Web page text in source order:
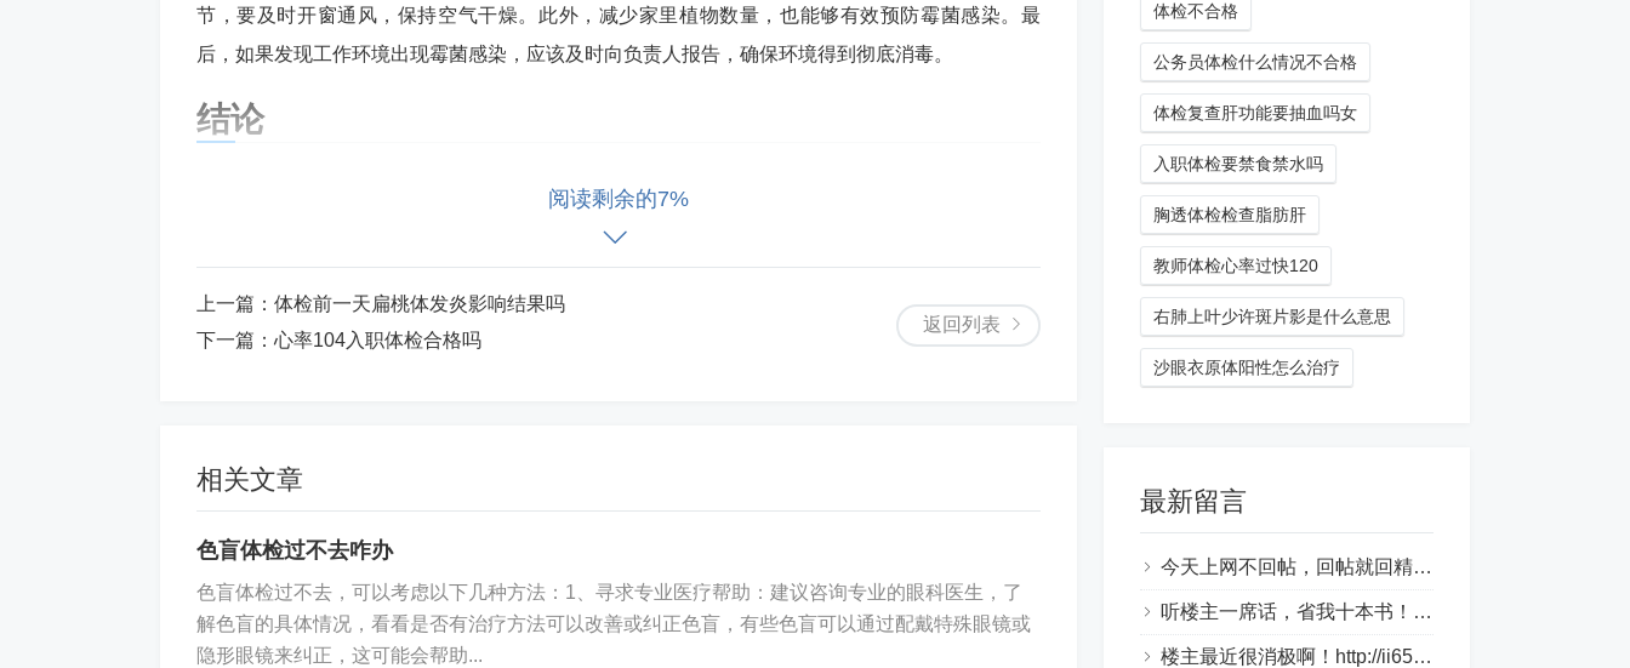
节，要及时开窗通风，保持空气干燥。此外，减少家里植物数量，也能够有效预防霉菌感染。最
后，如果发现工作环境出现霉菌感染，应该及时向负责人报告，确保环境得到彻底消毒。
结论
在体检结果中发现有霉菌并不意味着就一定会对工作产生影响。如果我们对于霉菌感染处置得当，
那么完全可以避免出现健康问题。同时，正确预防霉菌感染也能起到积极作用。只要保持清洁和卫
生，定期清理家里及工作环境，并且做好呼吸系统的保护，我们就可以摆脱霉菌感染的困扰。
标签: 体检有霉菌影响工作吗
阅读剩余的7%
返回列表
上一篇： 体检前一天扁桃体发炎影响结果吗
下一篇： 心率104入职体检合格吗
相关文章
色盲体检过不去咋办
色盲体检过不去，可以考虑以下几种方法：1、寻求专业医疗帮助：建议咨询专业的眼科医生，了
解色盲的具体情况，看看是否有治疗方法可以改善或纠正色盲，有些色盲可以通过配戴特殊眼镜或
隐形眼镜来纠正，这可能会帮助...
体检不合格
公务员体检什么情况不合格
体检复查肝功能要抽血吗女
入职体检要禁食禁水吗
胸透体检检查脂肪肝
教师体检心率过快120
右肺上叶少许斑片影是什么意思
沙眼衣原体阳性怎么治疗
最新留言
今天上网不回帖，回帖就回精华帖！http://1aky9.bjkylp.com/
听楼主一席话，省我十本书！http://csi70c.whhongri.com/
楼主最近很消极啊！http://ii65v.loveho.net/